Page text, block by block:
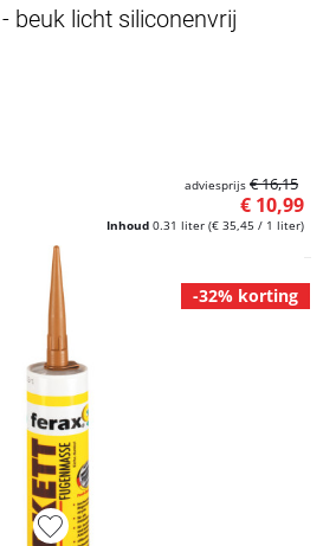
beuk licht siliconenvrij
Inhoud 0.31 liter (€ 35,45 / 1 liter)
€ 10,99
adviesprijs € 16,15
-32% korting